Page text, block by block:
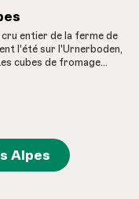
entier de la ferme de
l'été sur l'Urnerboden,
cubes de fromage
suisse et assaisonnés
l'apéritif, au goûter ou
Alpes